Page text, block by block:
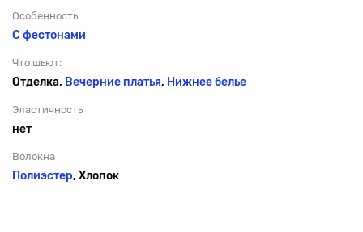
Особенность
С фестонами
Что шьют:
Отделка, Вечерние платья, Нижнее белье
Эластичность
нет
Волокна
Полиэстер, Хлопок